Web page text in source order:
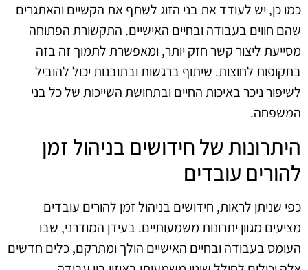
כמו כן, יש לעודד את בני הזוג לשתף את הקשיים והאתגרים
שהם חווים בעבודה ובחיים האישיים. התקשורת הפתוחה
מסייעת ליצור קשר חזק יותר, ומאפשרת לתמוך זה בזה
בתקופות לחוצות. שיתוף ברגשות ובתובנות יכול להוביל
לשיפור ניכר באיכות החיים ובתחושת השייכות של כל בני
המשפחה.
היתרונות של חידושים בניהול זמן
להורים עובדים
כפי שניתן לראות, חידושים בניהול זמן להורים עובדים
מציעים מגוון יתרונות משמעותיים. בעידן המודרני, שבו
העומס בעבודה ובחיים האישיים הולך ומתרקם, כלים חדשים